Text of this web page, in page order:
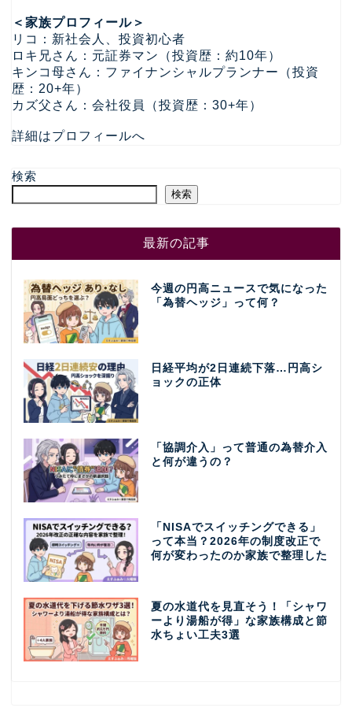
＜家族プロフィール＞
リコ：新社会人、投資初心者
ロキ兄さん：元証券マン（投資歴：約10年）
キンコ母さん：ファイナンシャルプランナー（投資
歴：20+年）
カズ父さん：会社役員（投資歴：30+年）
詳細はプロフィールへ
検索
検索
最新の記事
今週の円高ニュースで気になった
「為替ヘッジ」って何？
日経平均が2日連続下落…円高シ
ョックの正体
「協調介入」って普通の為替介入
と何が違うの？
「NISAでスイッチングできる」
って本当？2026年の制度改正で
何が変わったのか家族で整理した
夏の水道代を見直そう！「シャワ
ーより湯船が得」な家族構成と節
水ちょい工夫3選